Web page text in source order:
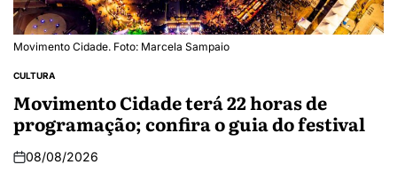
Movimento Cidade. Foto: Marcela Sampaio
CULTURA
Movimento Cidade terá 22 horas de
programação; confira o guia do festival
08/08/2026